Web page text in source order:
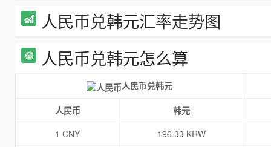
人民币兑韩元汇率走势图
人民币兑韩元怎么算
人民币兑韩元
人民币
韩元
1 CNY
196.33 KRW